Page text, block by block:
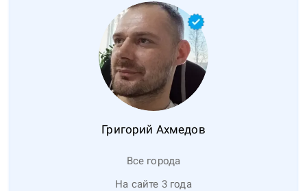
Григорий Ахмедов
Все города
На сайте 3 года